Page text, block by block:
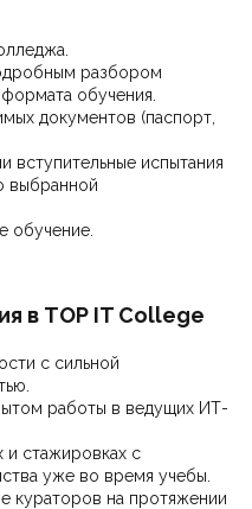
разбором
обучения.
документов (паспорт,
вступительные испытания
выбранной
обучение.
в TOP IT College
с сильной
работы в ведущих ИТ-
и стажировках с
уже во время учебы.
кураторов на протяжении